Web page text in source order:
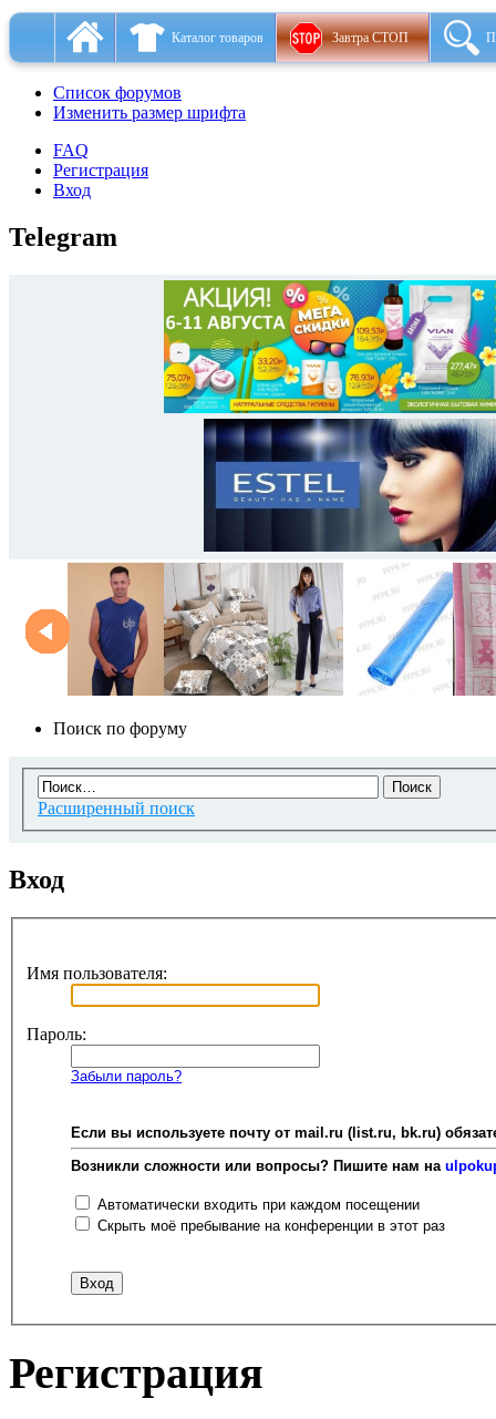
Каталог товаров Завтра СТОП
Список форумов
Изменить размер шрифта
FAQ
Регистрация
Вход
Telegram
Поиск по форуму
Расширенный поиск
Вход
Имя пользователя:
Пароль:
Забыли пароль?
Если вы используете почту от mail.ru (list.ru, bk.ru)
Возникли сложности или вопросы? Пишите нам на
Автоматически входить при каждом посещении
Скрыть моё пребывание на конференции в этот раз
Регистрация